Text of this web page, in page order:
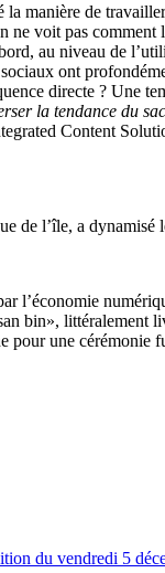
manière de
ne voit pas
au niveau de
ont
directe ? Une
la tendance du
Content
de l’île, a dynamisé
l’économie
bin», littéralement
pour une cérémonie
du vendredi 5